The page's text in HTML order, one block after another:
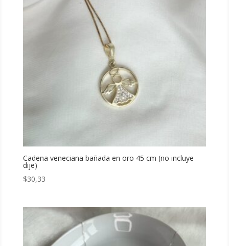
Cadena veneciana bañada en oro 45 cm (no incluye
dije)
$30,33